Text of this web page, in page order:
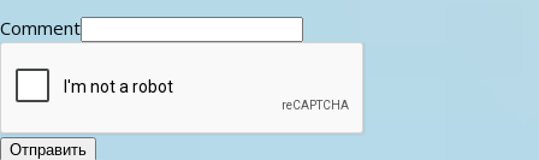
Comment
Отправить